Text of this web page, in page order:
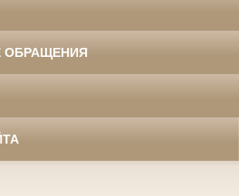
ОБРАЩЕНИЯ